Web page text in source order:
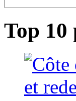
Top 10